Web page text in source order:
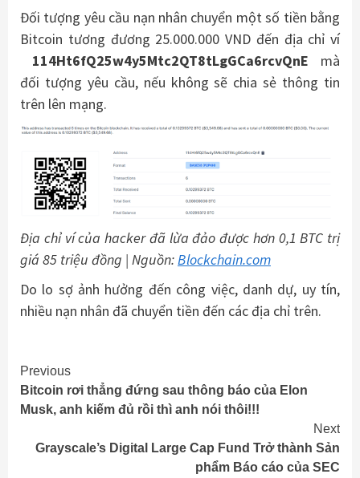
Đối tượng yêu cầu nạn nhân chuyển một số tiền bằng
Bitcoin tương đương 25.000.000 VND đến địa chỉ ví
114Ht6fQ25w4y5Mtc2QT8tLgGCa6rcvQnE mà
đối tượng yêu cầu, nếu không sẽ chia sẻ thông tin
trên lên mạng.
Địa chỉ ví của hacker đã lừa đảo được hơn 0,1 BTC trị
giá 85 triệu đồng | Nguồn: Blockchain.com
Do lo sợ ảnh hưởng đến công việc, danh dự, uy tín,
nhiều nạn nhân đã chuyển tiền đến các địa chỉ trên.
Continue
Reading
Previous
Bitcoin rơi thẳng đứng sau thông báo của Elon
Musk, anh kiếm đủ rồi thì anh nói thôi!!!
Next
Grayscale’s Digital Large Cap Fund Trở thành Sản
phẩm Báo cáo của SEC